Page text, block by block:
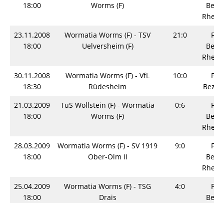
18:00
Worms (F)
23.11.2008
18:00
Wormatia Worms (F) - TSV
Uelversheim (F)
21:0
30.11.2008
18:30
Wormatia Worms (F) - VfL
Rüdesheim
10:0
21.03.2009
18:00
TuS Wöllstein (F) - Wormatia
Worms (F)
0:6
28.03.2009
18:00
Wormatia Worms (F) - SV 1919
Ober-Olm II
9:0
25.04.2009
18:00
Wormatia Worms (F) - TSG
Drais
4:0